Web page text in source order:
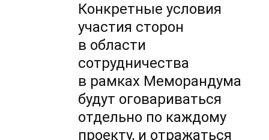
Конкретные условия
участия сторон
в области
сотрудничества
в рамках Меморандума
будут оговариваться
отдельно по каждому
проекту, и отражаться